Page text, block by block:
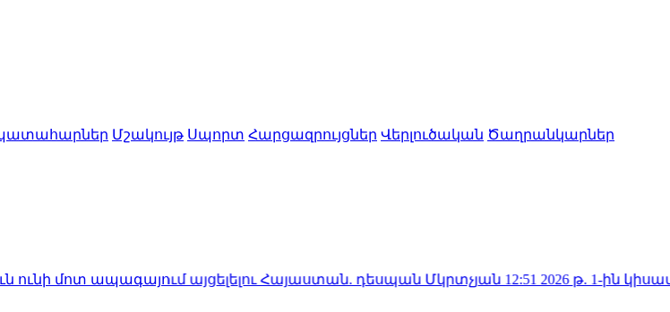
Մշակույթ Սպորտ Հարցազրույցներ Վերլուծական Ծաղրանկարներ
ապագայում այցելելու Հայաստան. դեսպան Մկրտչյան12:512026 թ. 1-ին կիսամյակում